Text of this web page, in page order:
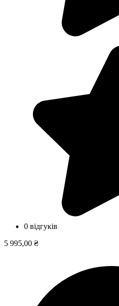
0 відгуків
5 995,00 ₴